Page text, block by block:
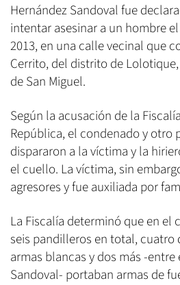
Hernández Sandoval fue
intentar asesinar a un hombre
2013, en una calle vecinal que
Cerrito, del distrito de
de San Miguel.
Según la acusación de la
República, el condenado y otro
dispararon a la víctima y la
el cuello. La víctima, sin
agresores y fue auxiliada por
La Fiscalía determinó que en el
seis pandilleros en total, cuatro
armas blancas y dos más -
Sandoval- portaban armas de